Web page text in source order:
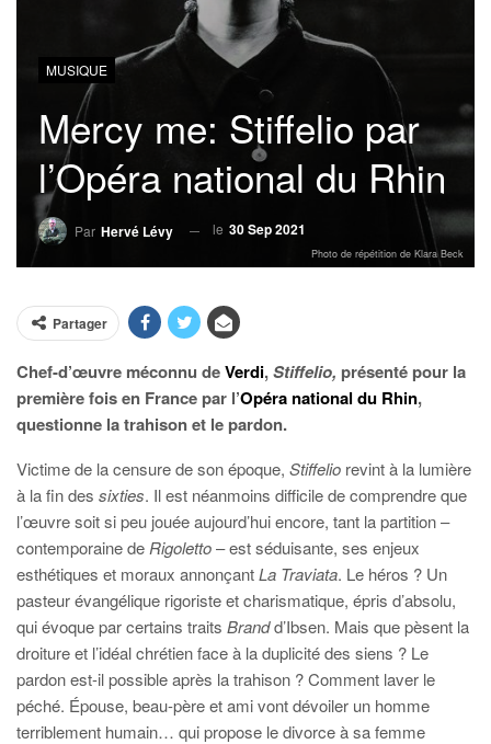
MUSIQUE
Mercy me: Stiffelio par
l’Opéra national du Rhin
Par Hervé Lévy le 30 Sep 2021
Photo de répétition de Klara Beck
Partager
Chef-d’œuvre méconnu deVerdi,Stiffelio, présenté pour la
première fois en France par l’Opéra national du Rhin,
questionne la trahison et le pardon.
Victime de la censure de son époque, Stiffelio revint à la lumière
à la fin des sixties. Il est néanmoins difficile de comprendre que
l’œuvre soit si peu jouée aujourd’hui encore, tant la partition –
contemporaine de Rigoletto– est séduisante, ses enjeux
esthétiques et moraux annonçantLa Traviata. Le héros ? Un
pasteur évangélique rigoriste et charismatique, épris d’absolu,
qui évoque par certains traits Brandd’Ibsen. Mais que pèsent la
droiture et l’idéal chrétien face à la duplicité des siens ? Le
pardon est-il possible après la trahison ? Comment laver le
péché. Épouse, beau-père et ami vont dévoiler un homme
terriblement humain… qui propose le divorce à sa femme